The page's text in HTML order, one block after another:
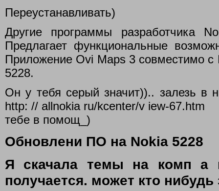
Переустанавливать)
Другие программы разработчика
Предлагает функциональные
Приложение Ovi Maps 3 совместимо
5228.
Он у тебя серый значит)).. залезь в
http: // allnokia ru/kcenter/v iew-67.htm
тебе в помощ_)
Обновлени ПО на Nokia 5228
Я скачала темы на комп а
получается. может кто нибудь